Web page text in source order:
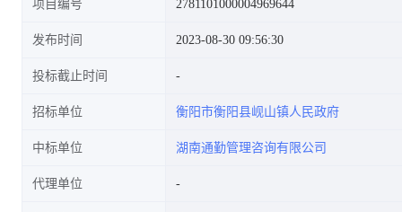
项目编号 2781101000004969644
发布时间 2023-08-30 09:56:30
投标截止时间
招标单位 衡阳市衡阳县岘山镇人民政府
中标单位 湖南通勤管理咨询有限公司
代理单位